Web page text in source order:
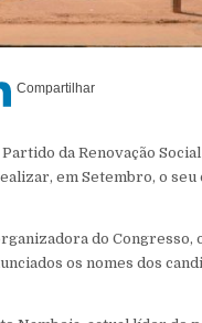
da Renovação Social
em Setembro, o
do Congresso,
os nomes dos